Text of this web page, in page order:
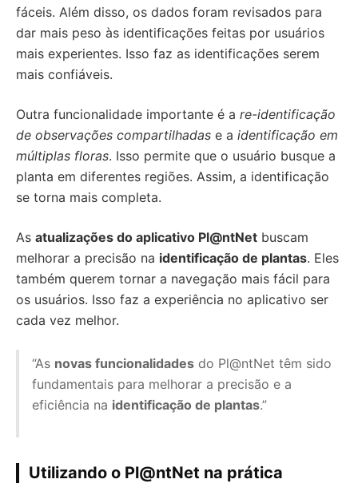
fáceis. Além disso, os dados foram revisados para
dar mais peso às identificações feitas por usuários
mais experientes. Isso faz as identificações serem
mais confiáveis.
Outra funcionalidade importante é a re-identificação
de observações compartilhadas e a identificação em
múltiplas floras. Isso permite que o usuário busque a
planta em diferentes regiões. Assim, a identificação
se torna mais completa.
As atualizações do aplicativo Pl@ntNet buscam
melhorar a precisão na identificação de plantas. Eles
também querem tornar a navegação mais fácil para
os usuários. Isso faz a experiência no aplicativo ser
cada vez melhor.
“As novas funcionalidades do Pl@ntNet têm sido
fundamentais para melhorar a precisão e a
eficiência na identificação de plantas.”
Utilizando o Pl@ntNet na prática